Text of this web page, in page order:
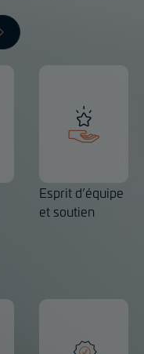
Esprit d’équipe
et soutien